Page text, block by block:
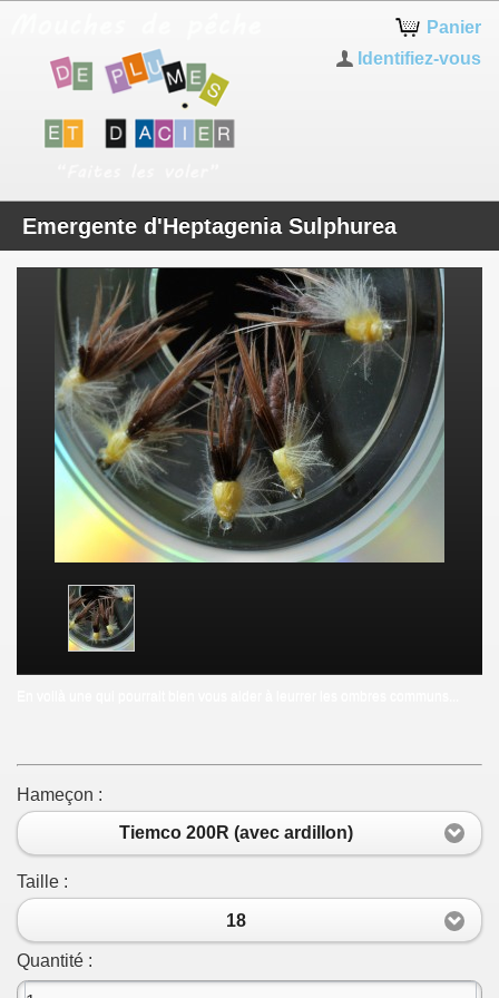
Panier
Identifiez-vous
Emergente d'Heptagenia Sulphurea
Hameçon :
Tiemco 200R (avec ardillon)
Taille :
18
Quantité :